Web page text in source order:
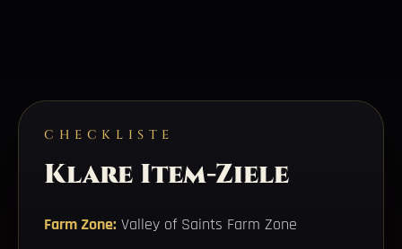
CHECKLISTE
Klare Item-Ziele
Farm Zone: Valley of Saints Farm Zone